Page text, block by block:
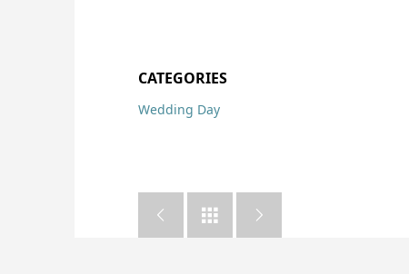
CATEGORIES
Wedding Day
  